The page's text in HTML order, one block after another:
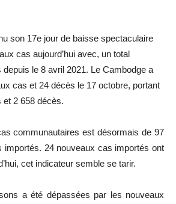
son 17e jour de baisse spectaculaire
cas aujourd’hui avec, un total
depuis le 8 avril 2021. Le Cambodge a
cas et 24 décès le 17 octobre, portant
et 2 658 décès.
communautaires est désormais de 97
importés. 24 nouveaux cas importés ont
cet indicateur semble se tarir.
a été dépassées par les nouveaux